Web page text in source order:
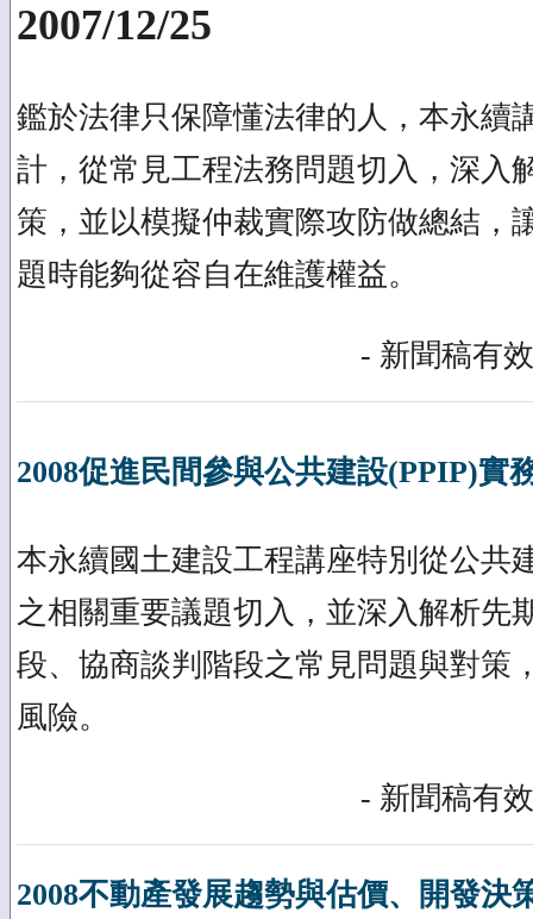
2007/12/25
鑑於法律只保障懂法律的人，本永續
計，從常見工程法務問題切入，深入
策，並以模擬仲裁實際攻防做總結，
題時能夠從容自在維護權益。
- 新聞稿有
2008促進民間參與公共建設(PPIP)實
本永續國土建設工程講座特別從公共
之相關重要議題切入，並深入解析先
段、協商談判階段之常見問題與對策
風險。
- 新聞稿有
2008不動產發展趨勢與估價、開發決